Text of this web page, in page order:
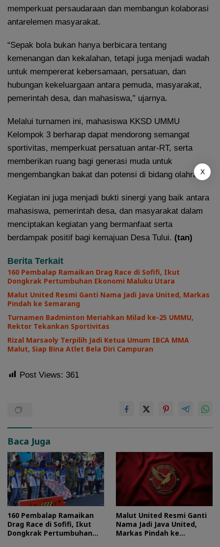
memperkuat persaudaraan dan membangun kolaborasi
antarelemen masyarakat.
“Sepak bola bukan hanya berbicara tentang
kemenangan dan kekalahan, tetapi juga menjadi wadah
untuk mempererat kebersamaan, persatuan, dan
hubungan kekeluargaan antara pemuda, masyarakat,
pemerintah desa, dan mahasiswa,” ujarnya.
Melalui turnamen ini, mahasiswa KKSD UMMU
Kelompok 3 berharap dapat mendorong semangat
sportivitas, memperkuat persatuan antar-RT, serta
memberikan ruang bagi generasi muda untuk
mengembangkan bakat dan potensi di bidang olahraga.
Kegiatan ini juga menjadi bukti sinergi yang baik antara
mahasiswa, pemerintah desa, dan masyarakat dalam
menciptakan kegiatan yang bermanfaat serta
berdampak positif bagi kemajuan Desa Tului. (tan)
Berita Terkait
160 Pembalap Ramaikan Drag Race di Sofifi, Ikut
Dongkrak Pertumbuhan Ekonomi Maluku Utara
Malut United Resmi Ganti Nama Jadi Java United, Markas
Pindah ke Semarang
Turnamen Badminton Meriahkan Milad ke-25 UMMU,
Rektor Tekankan Sportivitas
Rizal Marsaoly Terpilih Jadi Ketua Umum IBCA MMA
Malut, Siap Bina Atlet Bela Diri Campuran
Post Views: 361
Baca Juga
160 Pembalap Ramaikan
Drag Race di Sofifi, Ikut
Dongkrak Pertumbuhan
Malut United Resmi Ganti
Nama Jadi Java United,
Markas Pindah ke
X